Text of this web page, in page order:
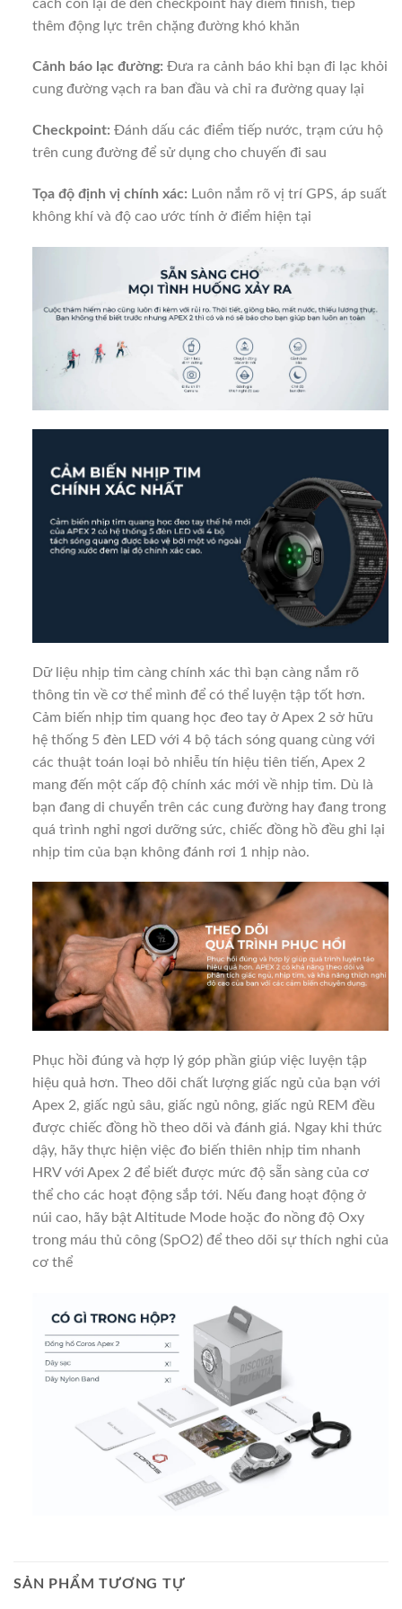
cách còn lại để đến checkpoint hay điểm finish, tiếp
thêm động lực trên chặng đường khó khăn
Cảnh báo lạc đường: Đưa ra cảnh báo khi bạn đi lạc khỏi
cung đường vạch ra ban đầu và chỉ ra đường quay lại
Checkpoint: Đánh dấu các điểm tiếp nước, trạm cứu hộ
trên cung đường để sử dụng cho chuyến đi sau
Tọa độ định vị chính xác: Luôn nắm rõ vị trí GPS, áp suất
không khí và độ cao ước tính ở điểm hiện tại
Dữ liệu nhịp tim càng chính xác thì bạn càng nắm rõ
thông tin về cơ thể mình để có thể luyện tập tốt hơn.
Cảm biến nhịp tim quang học đeo tay ở Apex 2 sở hữu
hệ thống 5 đèn LED với 4 bộ tách sóng quang cùng với
các thuật toán loại bỏ nhiễu tín hiệu tiên tiến, Apex 2
mang đến một cấp độ chính xác mới về nhịp tim. Dù là
bạn đang di chuyển trên các cung đường hay đang trong
quá trình nghỉ ngơi dưỡng sức, chiếc đồng hồ đều ghi lại
nhịp tim của bạn không đánh rơi 1 nhịp nào.
Phục hồi đúng và hợp lý góp phần giúp việc luyện tập
hiệu quả hơn. Theo dõi chất lượng giấc ngủ của bạn với
Apex 2, giấc ngủ sâu, giấc ngủ nông, giấc ngủ REM đều
được chiếc đồng hồ theo dõi và đánh giá. Ngay khi thức
dậy, hãy thực hiện việc đo biến thiên nhịp tim nhanh
HRV với Apex 2 để biết được mức độ sẵn sàng của cơ
thể cho các hoạt động sắp tới. Nếu đang hoạt động ở
núi cao, hãy bật Altitude Mode hoặc đo nồng độ Oxy
trong máu thủ công (SpO2) để theo dõi sự thích nghi của
cơ thể
SẢN PHẨM TƯƠNG TỰ